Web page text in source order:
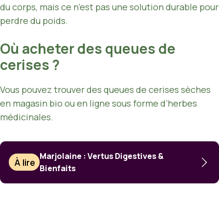
du corps, mais ce n’est pas une solution durable pour
perdre du poids.
Où acheter des queues de
cerises ?
Vous pouvez trouver des queues de cerises sèches
en magasin bio ou en ligne sous forme d’herbes
médicinales.
À lire
Marjolaine : Vertus Digestives &
Bienfaits